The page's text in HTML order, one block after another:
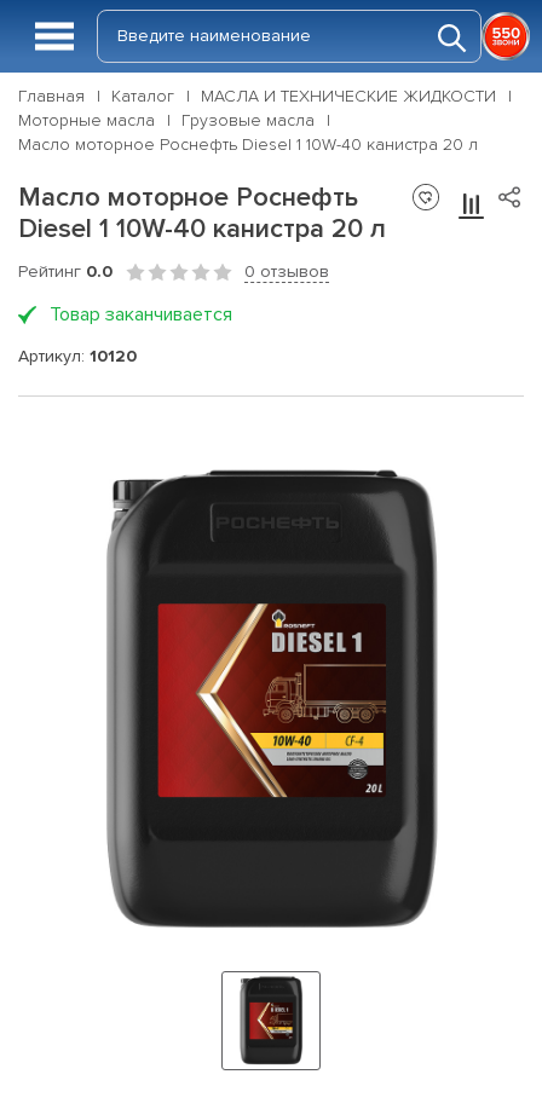
Главная Каталог
МАСЛА И ТЕХНИЧЕСКИЕ ЖИДКОСТИ
Моторные масла
Грузовые масла
Масло моторное Роснефть Diesel 1 10W-40 канистра 20 л
Масло моторное Роснефть
Diesel 1 10W-40 канистра 20 л
Рейтинг 0.0 0 отзывов
Товар заканчивается
Артикул: 10120